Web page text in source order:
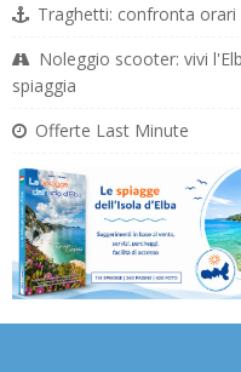
Traghetti: confronta
Noleggio scooter: vivi
spiaggia
Offerte Last Minute